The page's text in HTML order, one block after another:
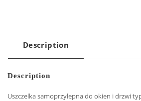
Description
Description
Uszczelka samoprzylepna do okien i drzwi